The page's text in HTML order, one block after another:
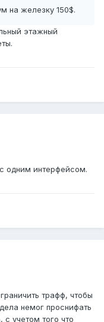
на железку 150$.
этажный
одним интерфейсом.
трафф, чтобы
немог проснифать
с учетом того что